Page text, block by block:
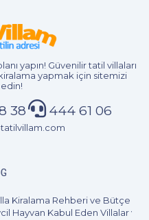
yapın! Güvenilir tatil villaları
yapmak için sitemizi
38 444 61 06
Kiralama Rehberi ve Bütçe
Hayvan Kabul Eden Villalar ve